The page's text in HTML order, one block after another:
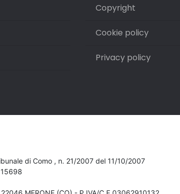
Copyright
Cookie policy
Privacy policy
di Como , n. 21/2007 del 11/10/2007